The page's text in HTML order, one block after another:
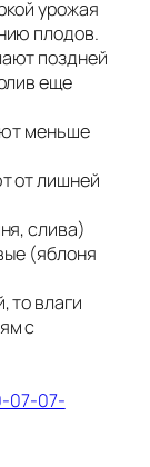
урожая
плодов.
поздней
еще
меньше
от лишней
слива)
(яблоня
то влаги
с
07-07-